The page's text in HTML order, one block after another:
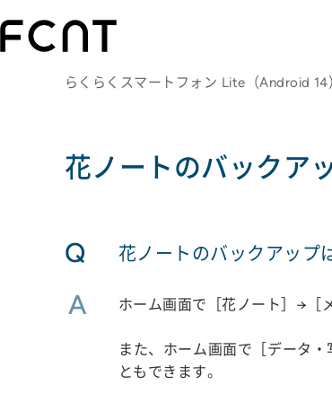
らくらくスマートフォン Lite（Android 14
花ノートのバックア
Q 花ノートのバックアップ
A ホーム画面で［花ノート］→［
また、ホーム画面で［データ
ともできます。